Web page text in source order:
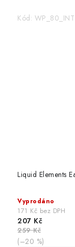
Kód: WP_80_INT
Liquid Elements
Vyprodáno
171 Kč bez DPH
207 Kč
259 Kč
(–20 %)